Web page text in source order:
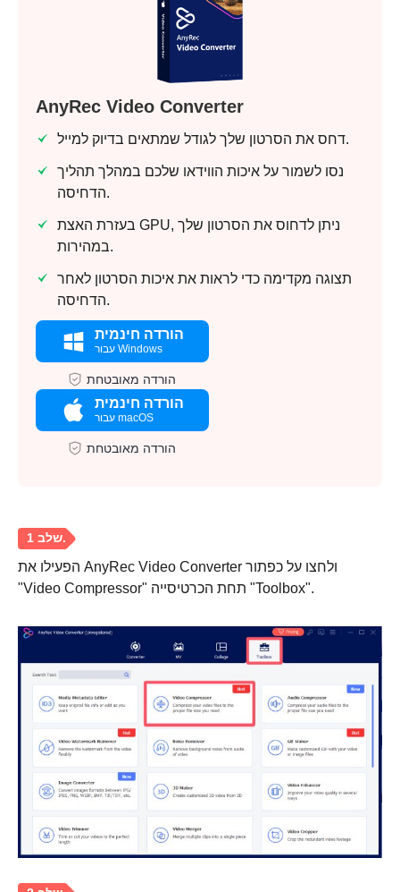
AnyRec Video Converter
דחס את הסרטון שלך לגודל שמתאים בדיוק למייל.
נסו לשמור על איכות הווידאו שלכם במהלך תהליך
הדחיסה.
בעזרת האצת GPU, ניתן לדחוס את הסרטון שלך
במהירות.
תצוגה מקדימה כדי לראות את איכות הסרטון לאחר
הדחיסה.
הורדה חינמית
עבור Windows
הורדה מאובטחת
הורדה חינמית
עבור macOS
הורדה מאובטחת
הפעילו את AnyRec Video Converter ולחצו על כפתור
"Video Compressor" תחת הכרטיסייה "Toolbox".